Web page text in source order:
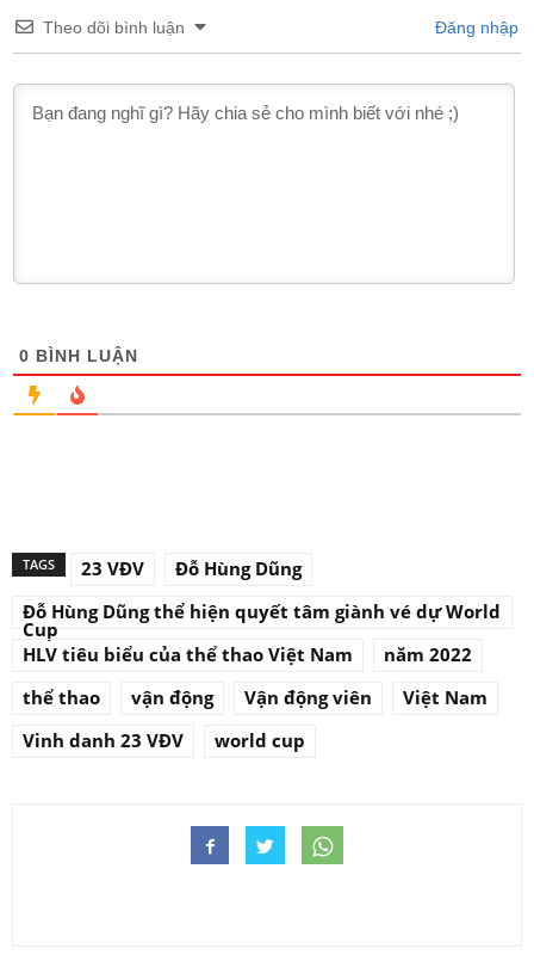
Theo dõi bình luận Đăng nhập
0 BÌNH LUẬN
TAGS 23 VĐV
Đỗ Hùng Dũng
Đỗ Hùng Dũng thể hiện quyết tâm giành vé dự World
Cup
HLV tiêu biểu của thể thao Việt Nam
năm 2022
thể thao
vận động Vận động viên
Việt Nam
Vinh danh 23 VĐV
world cup